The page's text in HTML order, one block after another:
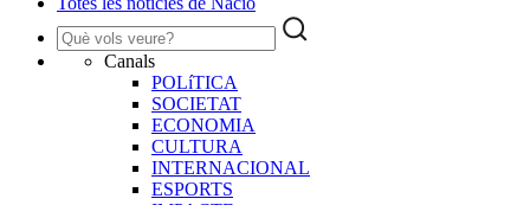
Canals
POLíTICA
SOCIETAT
ECONOMIA
CULTURA
INTERNACIONAL
ESPORTS